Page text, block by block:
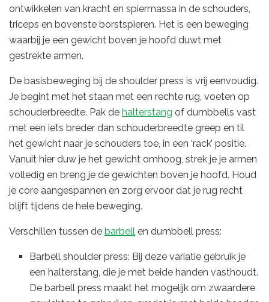
ontwikkelen van kracht en spiermassa in de schouders,
triceps en bovenste borstspieren. Het is een beweging
waarbij je een gewicht boven je hoofd duwt met
gestrekte armen.
De basisbeweging bij de shoulder press is vrij eenvoudig.
Je begint met het staan met een rechte rug, voeten op
schouderbreedte. Pak de halterstang of dumbbells vast
met een iets breder dan schouderbreedte greep en til
het gewicht naar je schouders toe, in een ‘rack’ positie.
Vanuit hier duw je het gewicht omhoog, strek je je armen
volledig en breng je de gewichten boven je hoofd. Houd
je core aangespannen en zorg ervoor dat je rug recht
blijft tijdens de hele beweging.
Verschillen tussen de barbell en dumbbell press:
Barbell shoulder press: Bij deze variatie gebruik je
een halterstang, die je met beide handen vasthoudt.
De barbell press maakt het mogelijk om zwaardere